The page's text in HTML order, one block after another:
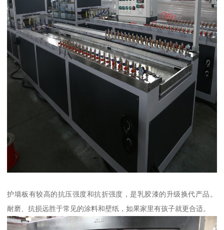
护墙板有较高的抗压强度和抗折强度，是乳胶漆的升级换代产品。
耐磨、抗损远胜于常见的涂料和壁纸，如果家里有孩子就更合适。